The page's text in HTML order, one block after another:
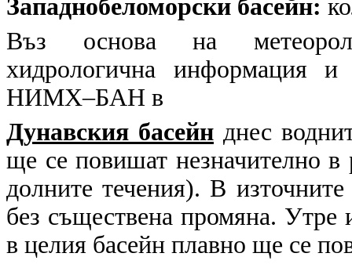
Западнобеломорски басейн:
Въз основа на
хидрологична информация и
НИМХ–БАН в
Дунавския басейн днес
ще се повишат незначително в
долните течения). В
без съществена промяна. Утре
в целия басейн плавно ще се